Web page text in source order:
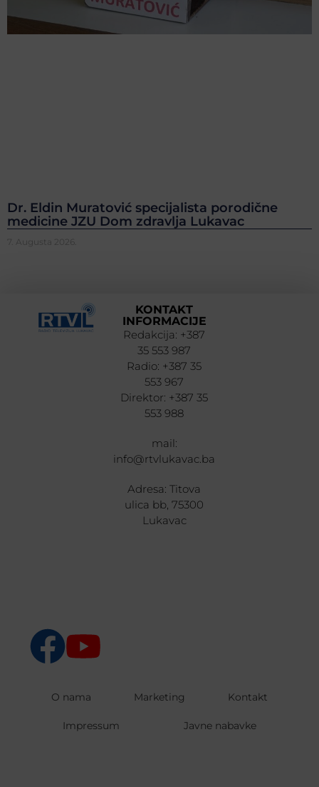
Dr. Eldin Muratović specijalista porodične
medicine JZU Dom zdravlja Lukavac
7. Augusta 2026.
KONTAKT
INFORMACIJE
Redakcija: +387
35 553 987
Radio: +387 35
553 967
Direktor: +387 35
553 988
mail:
info@rtvlukavac.ba
Adresa: Titova
ulica bb, 75300
Lukavac
O nama Marketing Kontakt
Impressum Javne nabavke